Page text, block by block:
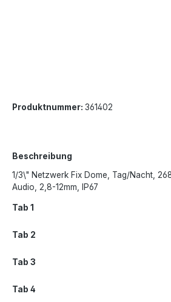
Produktnummer: 361402
Beschreibung
1/3\" Netzwerk Fix Dome, Tag/Nacht,
Audio, 2,8-12mm, IP67
Tab 1
Tab 2
Tab 3
Tab 4